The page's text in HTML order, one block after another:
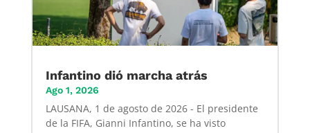
Infantino dió marcha atrás
Ago 1, 2026
LAUSANA, 1 de agosto de 2026 - El presidente
de la FIFA, Gianni Infantino, se ha visto